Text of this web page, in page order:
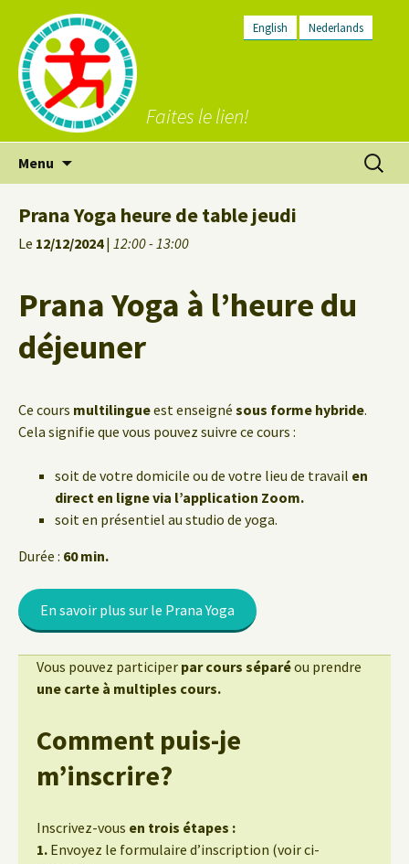
English Nederlands
Faites le lien!
Menu
Prana Yoga heure de table jeudi
Le 12/12/2024| 12:00 - 13:00
Prana Yoga à l’heure du
déjeuner
Ce cours multilingueest enseigné sous forme hybride.
Cela signifie que vous pouvez suivre ce cours :
soit de votre domicile ou de votre lieu de travail en
direct en ligne via l’application Zoom.
soit en présentiel au studio de yoga.
Durée : 60 min.
En savoir plus sur le Prana Yoga
Vous pouvez participer par cours séparéou prendre
une carte à multiples cours.
Comment puis-je
m’inscrire?
Inscrivez-vous en trois étapes :
1. Envoyez le formulaire d’inscription (voir ci-